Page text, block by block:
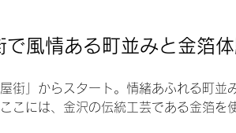
風情ある町並みと金箔
街」からスタート。情緒あふれる町並
こには、金沢の伝統工芸である金箔を